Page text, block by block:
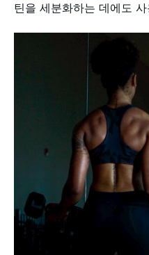
틴을 세분화하는 데에도